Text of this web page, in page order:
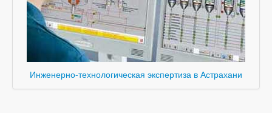
Инженерно-технологическая экспертиза в Астрахани